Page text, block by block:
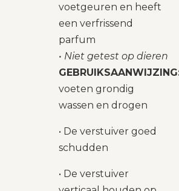
voetgeuren en heeft
een verfrissend
parfum
• Niet getest op dieren
voeten grondig
wassen en drogen
• De verstuiver goed
schudden
• De verstuiver